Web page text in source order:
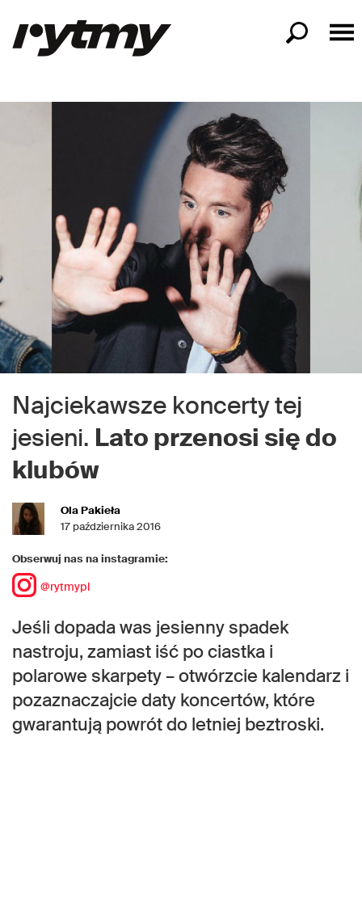
Najciekawsze koncerty tej
jesieni. Lato przenosi się do
klubów
Ola Pakieła
17 października 2016
Obserwuj nas na instagramie:
@rytmypl
Jeśli dopada was jesienny spadek
nastroju, zamiast iść po ciastka i
polarowe skarpety – otwórzcie kalendarz i
pozaznaczajcie daty koncertów, które
gwarantują powrót do letniej beztroski.